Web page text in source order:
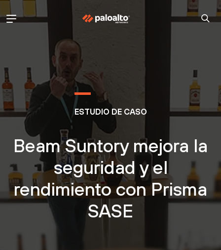
ESTUDIO DE CASO
Beam Suntory mejora la
seguridad y el
rendimiento con Prisma
SASE